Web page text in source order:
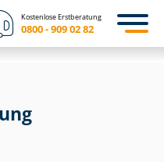
Kostenlose Erstberatung
0800 - 909 02 82